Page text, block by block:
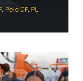
, Pelo DF, PL